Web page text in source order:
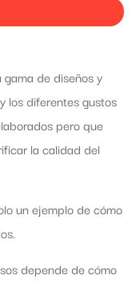
de diseños y
los diferentes gustos
pero que
la calidad del
un ejemplo de cómo
depende de cómo